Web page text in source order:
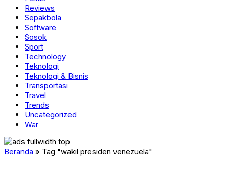
Reviews
Sepakbola
Software
Sosok
Sport
Technology
Teknologi
Teknologi & Bisnis
Transportasi
Travel
Trends
Uncategorized
War
Beranda » Tag "wakil presiden venezuela"